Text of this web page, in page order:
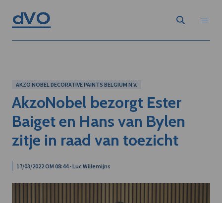
AKZO NOBEL DECORATIVE PAINTS BELGIUM N.V.
AkzoNobel bezorgt Ester
Baiget en Hans van Bylen
zitje in raad van toezicht
17/03/2022 OM 08:44 - Luc Willemijns